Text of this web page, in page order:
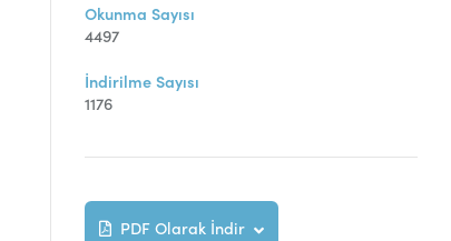
Okunma Sayısı
4497
İndirilme Sayısı
1176
PDF Olarak İndir